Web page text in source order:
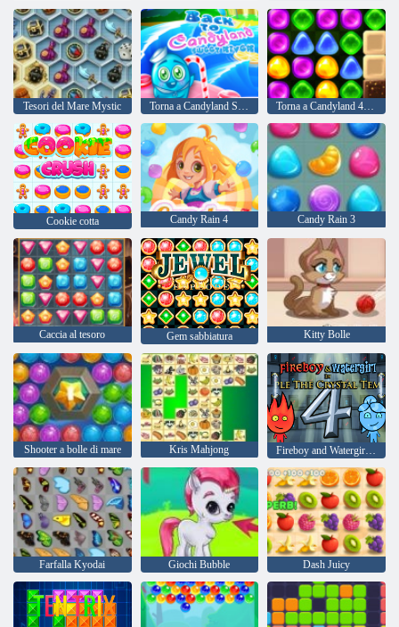
Tesori del Mare Mystic Torna a Candyland Sweet River Torna a Candyland 4: Lollipop Garden
Cookie cotta Candy Rain 4 Candy Rain 3
Caccia al tesoro Gem sabbiatura Kitty Bolle
Shooter a bolle di mare Kris Mahjong Fireboy and Watergirl 4: Tempio di Cristallo
Farfalla Kyodai Giochi Bubble Dash Juicy